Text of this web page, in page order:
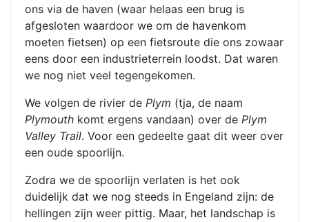
ons via de haven (waar helaas een brug is
afgesloten waardoor we om de havenkom
moeten fietsen) op een fietsroute die ons zowaar
eens door een industrieterrein loodst. Dat waren
we nog niet veel tegengekomen.
We volgen de rivier de Plym (tja, de naam
Plymouth komt ergens vandaan) over de Plym
Valley Trail. Voor een gedeelte gaat dit weer over
een oude spoorlijn.
Zodra we de spoorlijn verlaten is het ook
duidelijk dat we nog steeds in Engeland zijn: de
hellingen zijn weer pittig. Maar, het landschap is